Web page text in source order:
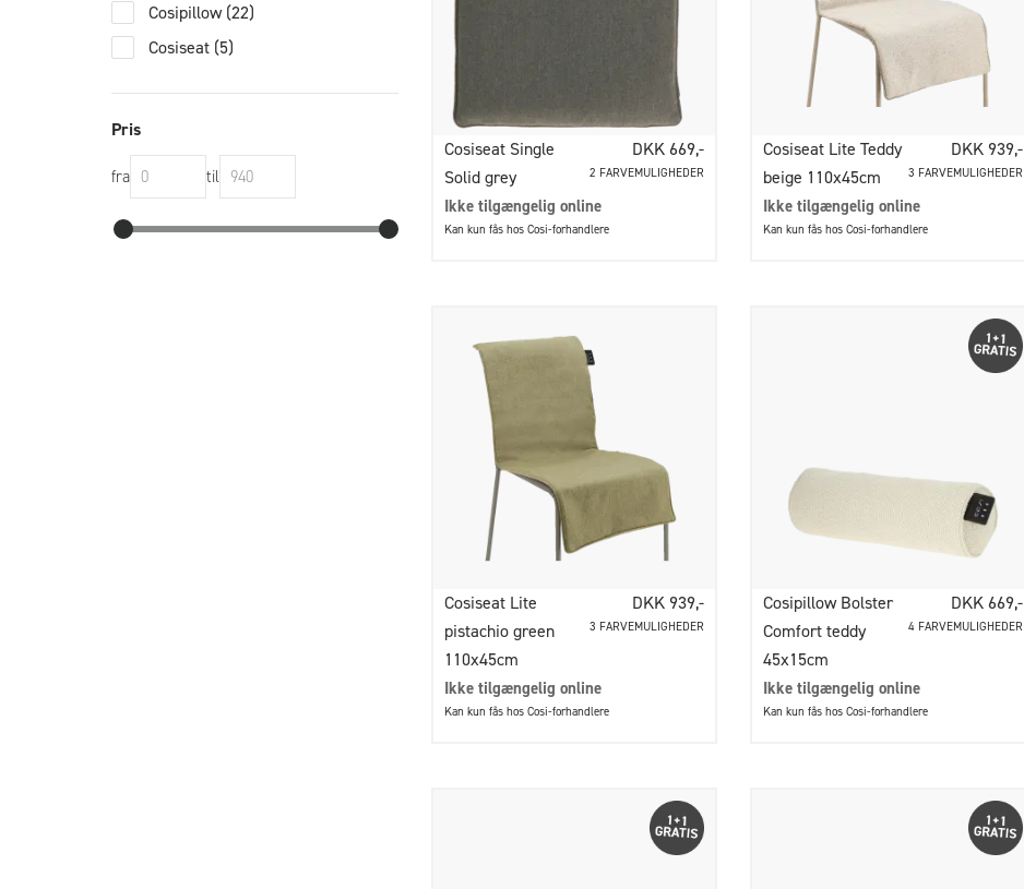
Cosipillow(22)
Cosiseat (5)
Pris
fra til
Cosiseat Single
Solid grey
DKK 669,-
2 FARVEMULIGHEDER
Ikke tilgængelig online
Kan kun fås hos Cosi-forhandlere
Cosiseat Lite Teddy
beige 110x45cm
DKK 939,-
3 FARVEMULIGHEDER
Ikke tilgængelig online
Kan kun fås hos Cosi-forhandlere
Cosiseat Lite
pistachio green
110x45cm
DKK 939,-
3 FARVEMULIGHEDER
Ikke tilgængelig online
Kan kun fås hos Cosi-forhandlere
Cosipillow Bolster
Comfort teddy
45x15cm
DKK 669,-
4 FARVEMULIGHEDER
Ikke tilgængelig online
Kan kun fås hos Cosi-forhandlere